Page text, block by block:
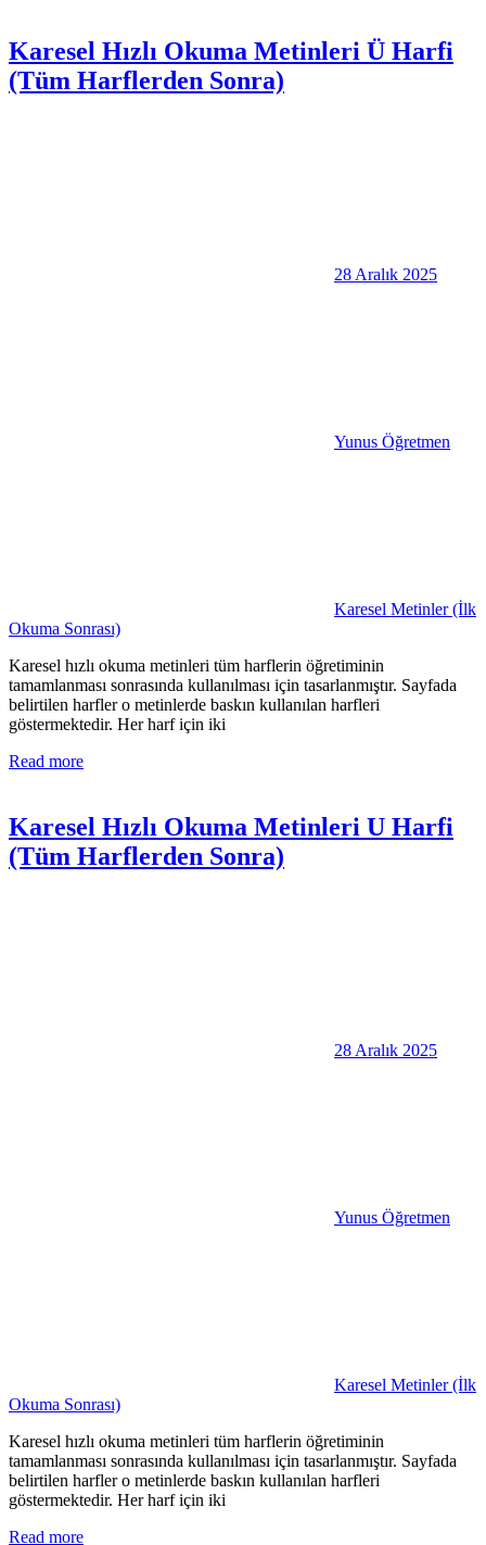
Karesel Hızlı Okuma Metinleri Ü Harfi
(Tüm Harflerden Sonra)
28 Aralık 2025
Yunus Öğretmen
Karesel Metinler (İlk
Okuma Sonrası)
Karesel hızlı okuma metinleri tüm harflerin öğretiminin
tamamlanması sonrasında kullanılması için tasarlanmıştır. Sayfada
belirtilen harfler o metinlerde baskın kullanılan harfleri
göstermektedir. Her harf için iki
Read more
Karesel Hızlı Okuma Metinleri U Harfi
(Tüm Harflerden Sonra)
28 Aralık 2025
Yunus Öğretmen
Karesel Metinler (İlk
Okuma Sonrası)
Karesel hızlı okuma metinleri tüm harflerin öğretiminin
tamamlanması sonrasında kullanılması için tasarlanmıştır. Sayfada
belirtilen harfler o metinlerde baskın kullanılan harfleri
göstermektedir. Her harf için iki
Read more